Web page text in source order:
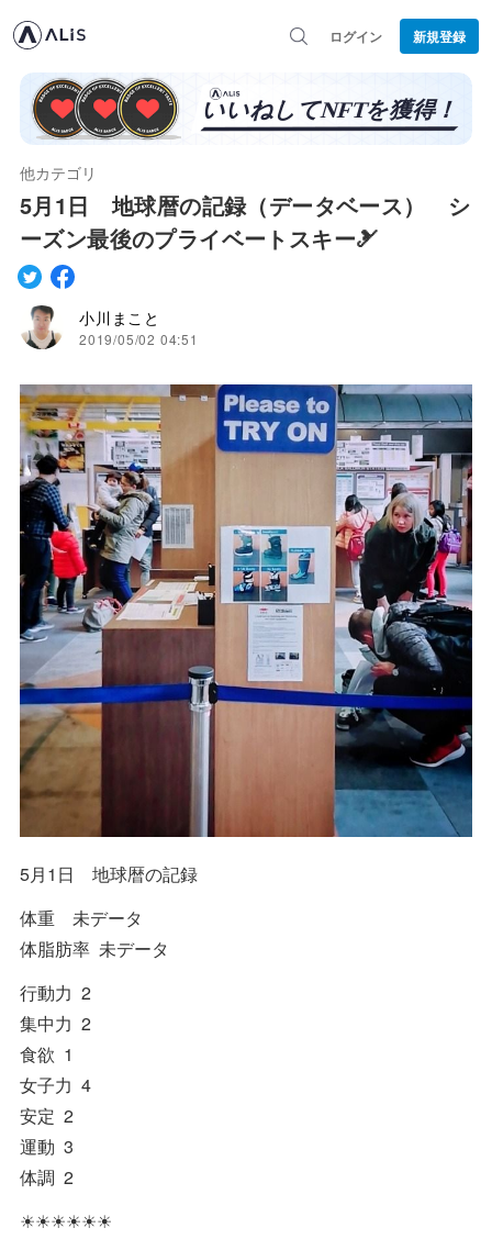
ログイン 新規登録
他カテゴリ
5月1日 地球暦の記録（データベース） シ
ーズン最後のプライベートスキー🎿
小川まこと
2019/05/02 04:51
5月1日 地球暦の記録
体重 未データ
体脂肪率 未データ
行動力 2
集中力 2
食欲 1
女子力 4
安定 2
運動 3
体調 2
☀☀☀☀☀☀